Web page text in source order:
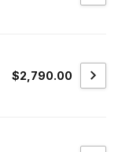
$2,790.00